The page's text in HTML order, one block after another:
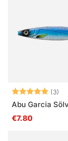
Bewertung:(3)
Abu Garcia
€7.80